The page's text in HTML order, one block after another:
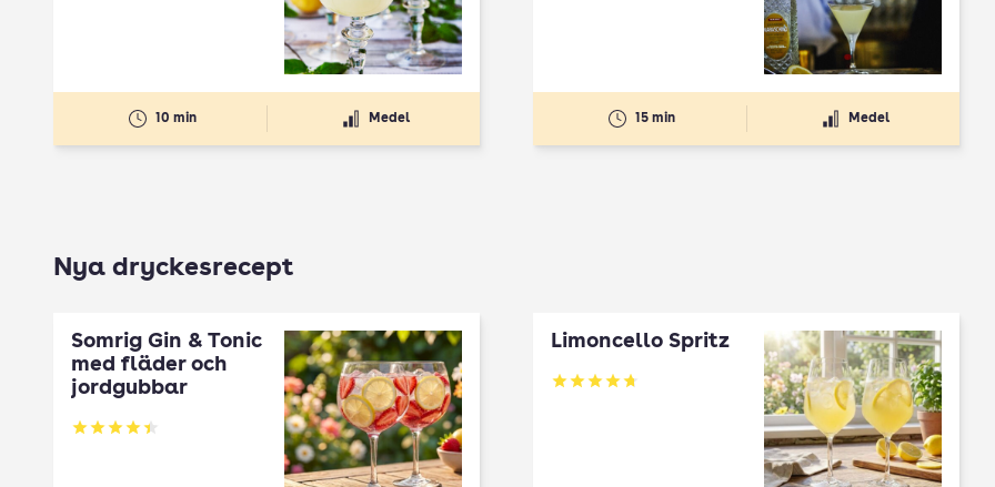
10 min Medel 15 min Medel
Nya dryckesrecept
Somrig Gin & Tonic
med fläder och
jordgubbar
Betyg: 4.45 av 5
Limoncello Spritz
Betyg: 4.7 av 5